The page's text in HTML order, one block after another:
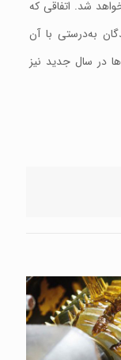
شد. اتفاقی که
به‌درستی با آن
در سال جدید نیز